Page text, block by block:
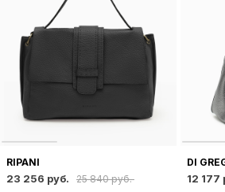
RIPANI
23 256 руб.
25 840 руб.
DI
12 177